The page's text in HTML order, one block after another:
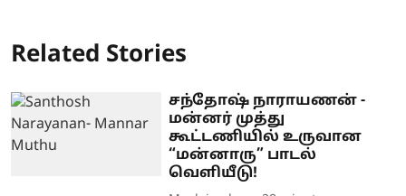
Related Stories
சந்தோஷ் நாராயணன் -
மன்னர் முத்து
கூட்டணியில் உருவான
“மன்னாரு” பாடல்
வெளியீடு!